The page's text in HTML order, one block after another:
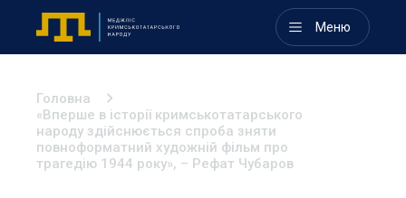
Меню
Головна
«Вперше в історії кримськотатарського
народу здійснюється спроба зняти
повноформатний художній фільм про
трагедію 1944 року», – Рефат Чубаров